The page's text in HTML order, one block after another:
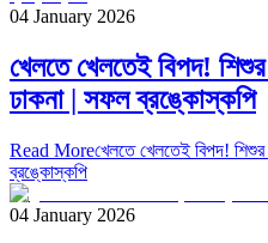
04 January 2026
খেলতে খেলতেই বিপদ!
ঢাকনা | সফল ব্রঙ্কোস্কপি
Read Moreখেলতে খেলতেই বিপদ!
ব্রঙ্কোস্কপি
04 January 2026